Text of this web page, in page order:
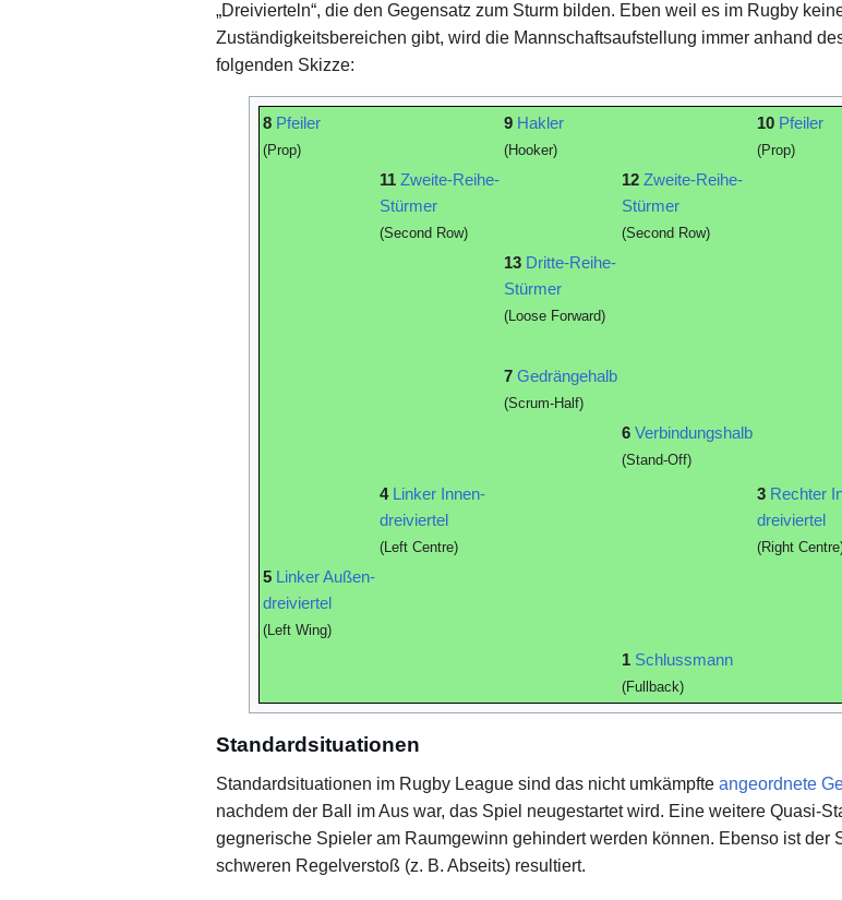
„Dreivierteln“, die den Gegensatz zum Sturm bilden. Eben weil es im Rugby
Zuständigkeitsbereichen gibt, wird die Mannschaftsaufstellung immer anhand
folgenden Skizze:
8 Pfeiler
(Prop)
9 Hakler
(Hooker)
10 Pfeiler
(Prop)
11 Zweite-Reihe-
Stürmer
(Second Row)
12 Zweite-Reihe-
Stürmer
(Second Row)
13 Dritte-Reihe-
Stürmer
(Loose Forward)
7 Gedrängehalb
(Scrum-Half)
6 Verbindungshalb
(Stand-Off)
4 Linker Innen-
dreiviertel
(Left Centre)
3 Rechter
dreiviertel
(Right
5 Linker Außen-
dreiviertel
(Left Wing)
1 Schlussmann
(Fullback)
Standardsituationen
Standardsituationen im Rugby League sind das nicht umkämpfte angeordnete
nachdem der Ball im Aus war, das Spiel neugestartet wird. Eine weitere Quasi-
gegnerische Spieler am Raumgewinn gehindert werden können. Ebenso ist der
schweren Regelverstoß (z. B. Abseits) resultiert.